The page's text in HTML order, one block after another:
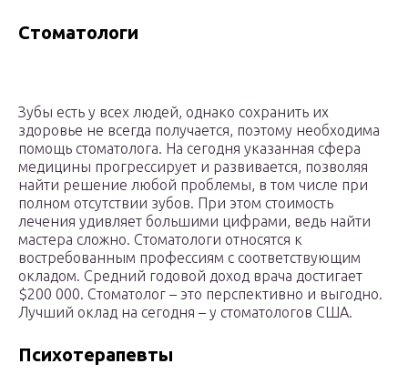
Стоматологи
Зубы есть у всех людей, однако сохранить их
здоровье не всегда получается, поэтому необходима
помощь стоматолога. На сегодня указанная сфера
медицины прогрессирует и развивается, позволяя
найти решение любой проблемы, в том числе при
полном отсутствии зубов. При этом стоимость
лечения удивляет большими цифрами, ведь найти
мастера сложно. Стоматологи относятся к
востребованным профессиям с соответствующим
окладом. Средний годовой доход врача достигает
$200 000. Стоматолог – это перспективно и выгодно.
Лучший оклад на сегодня – у стоматологов США.
Психотерапевты